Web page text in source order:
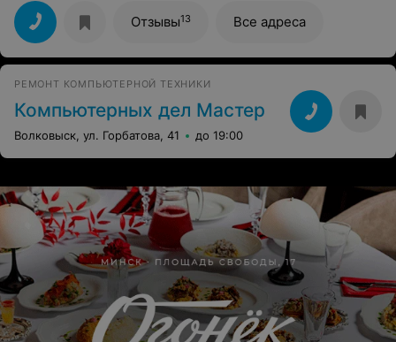
Отзывы13 Все адреса
РЕМОНТ КОМПЬЮТЕРНОЙ ТЕХНИКИ
Компьютерных дел Мастер
Волковыск, ул. Горбатова, 41 до 19:00